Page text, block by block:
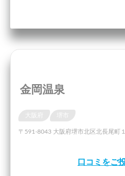
金岡温泉
〒591-8043 大阪府堺市北区北長尾町
口コミをご